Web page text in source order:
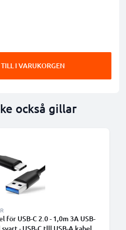
I VARUKORGEN
också gillar
för USB-C 2.0 - 1,0m 3A USB-